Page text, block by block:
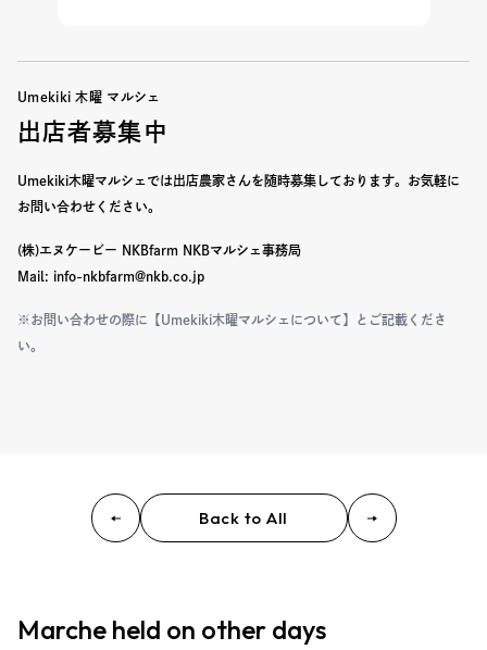
Umekiki 木曜 マルシェ
出店者募集中
Umekiki木曜マルシェでは出店農家さんを随時募集しております。 お気軽に
お問い合わせください。
(株)エヌケービー NKBfarm NKBマルシェ事務局
Mail: info-nkbfarm@nkb.co.jp
※お問い合わせの際に【Umekiki木曜マルシェについて】とご記載くださ
い。
Back to All
Marche held on other days